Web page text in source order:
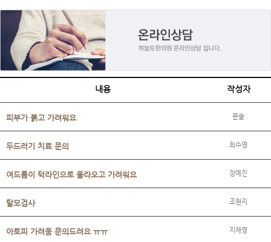
내용 작성자
피부가 붉고 가려워요 문솔
두드러기 치료 문의 최수영
여드름이 턱라인으로 올라오고 가려워요 장예진
탈모검사 조현지
아토피 가려움 문의드려요 ㅠㅠ 지채영